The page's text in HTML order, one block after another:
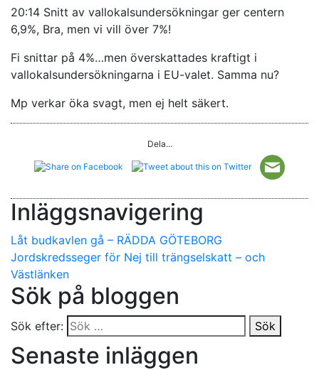
20:14 Snitt av vallokalsundersökningar ger centern
6,9%, Bra, men vi vill över 7%!
Fi snittar på 4%…men överskattades kraftigt i
vallokalsundersökningarna i EU-valet. Samma nu?
Mp verkar öka svagt, men ej helt säkert.
Dela...
Inläggsnavigering
Låt budkavlen gå – RÄDDA GÖTEBORG
Jordskredsseger för Nej till trängselskatt – och
Västlänken
Sök på bloggen
Sök efter: Sök
Senaste inläggen